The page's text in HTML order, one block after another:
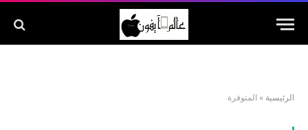
الرئيسية » المتوفرة